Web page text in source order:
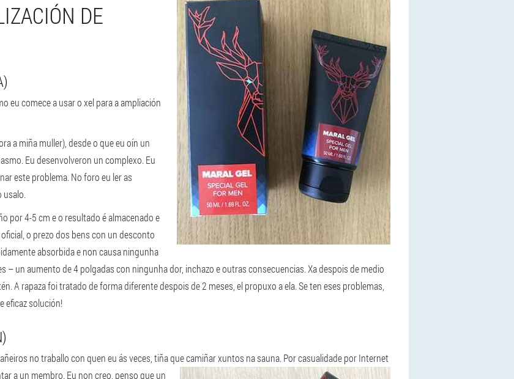
DE
eu comece a usar o xel para a ampliación
a miña muller), desde o que eu oín un
Eu desenvolveron un complexo. Eu
este problema. No foro eu ler as
usalo.
por 4-5 cm e o resultado é almacenado e
o prezo dos bens con un desconto
absorbida e non causa ningunha
– un aumento de 4 polgadas con ningunha dor, inchazo e outras consecuencias. Xa despois de medio
A rapaza foi tratado de forma diferente despois de 2 meses, el propuxo a ela. Se ten eses problemas,
eficaz solución!
no traballo con quen eu ás veces, tiña que camiñar xuntos na sauna. Por casualidade por Internet
a un membro. Eu non creo, penso que un